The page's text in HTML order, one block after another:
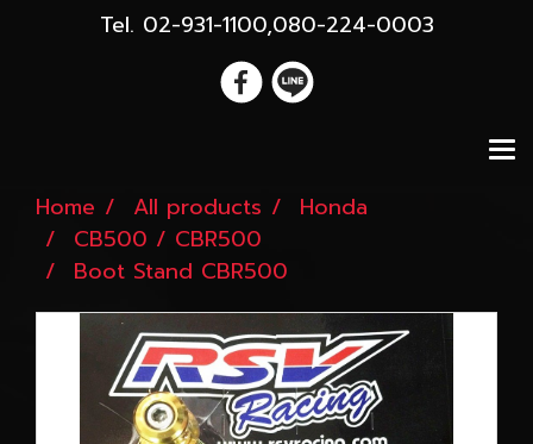
Tel. 02-931-1100,080-224-0003
Home All products
Honda
CB500 / CBR500
Boot Stand CBR500